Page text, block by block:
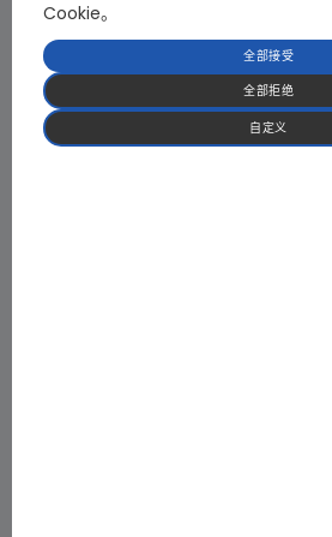
澳大利亚悉尼歌剧院修缮
Cookie。
自定义
全部拒绝
全部接受